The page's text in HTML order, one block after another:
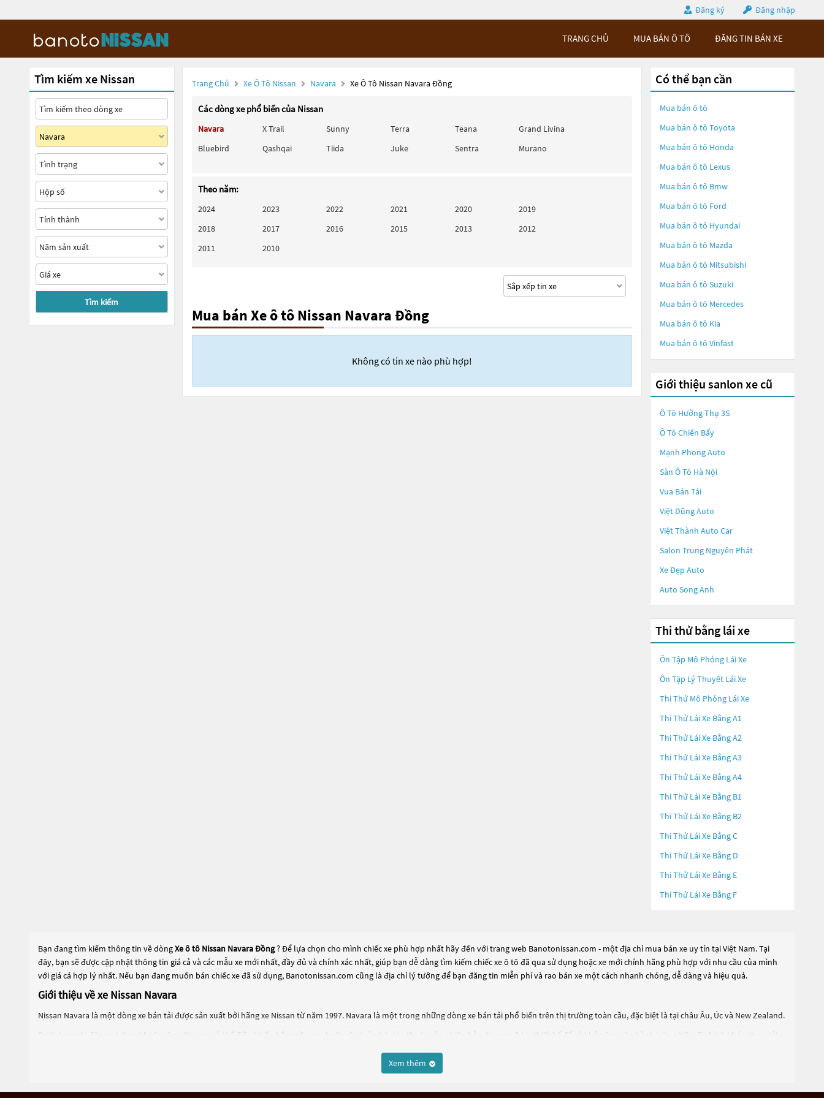
Đăng ký Đăng nhập
TRANG CHỦ MUA BÁN Ô TÔ ĐĂNG TIN BÁN XE
Tìm kiếm xe Nissan
Tìm kiếm
Trang Chủ Xe Ô Tô Nissan Navara Xe Ô Tô Nissan Navara Đồng
Các dòng xe phổ biến của Nissan
Navara X Trail Sunny Terra Teana
Grand Livina
Bluebird
Qashqai Tiida Juke Sentra Murano
Theo năm:
2024 2023 2022 2021 2020
2019
2018
2017 2016 2015 2013
2012
2011
2010
Mua bán Xe ô tô Nissan Navara Đồng
Không có tin xe nào phù hợp!
Có thể bạn cần
Mua bán ô tô
Mua bán ô tô Toyota
Mua bán ô tô Honda
Mua bán ô tô Lexus
Mua bán ô tô Bmw
Mua bán ô tô Ford
Mua bán ô tô Hyundai
Mua bán ô tô Mazda
Mua bán ô tô Mitsubishi
Mua bán ô tô Suzuki
Mua bán ô tô Mercedes
Mua bán ô tô Kia
Mua bán ô tô Vinfast
Giới thiệu sanlon xe cũ
Ô Tô Hưởng Thụ 3S
Ô Tô Chiến Bẩy
Mạnh Phong Auto
Sàn Ô Tô Hà Nội
Vua Bán Tải
Việt Dũng Auto
Việt Thành Auto Car
Salon Trung Nguyên Phát
Xe Đẹp Auto
Auto Song Anh
Thi thử bằng lái xe
Ôn Tập Mô Phỏng Lái Xe
Ôn Tập Lý Thuyết Lái Xe
Thi Thử Mô Phỏng Lái Xe
Thi Thử Lái Xe Bằng A1
Thi Thử Lái Xe Bằng A2
Thi Thử Lái Xe Bằng A3
Thi Thử Lái Xe Bằng A4
Thi Thử Lái Xe Bằng B1
Thi Thử Lái Xe Bằng B2
Thi Thử Lái Xe Bằng C
Thi Thử Lái Xe Bằng D
Thi Thử Lái Xe Bằng E
Thi Thử Lái Xe Bằng F
Bạn đang tìm kiếm thông tin về dòngXe ô tô Nissan Navara Đồng? Để lựa chọn cho mình chiếc xe phù hợp nhất hãy đến với trang web Banotonissan.com - một địa chỉ mua bán xe uy tín tại Việt Nam. Tại
đây, bạn sẽ được cập nhật thông tin giá cả và các mẫu xe mới nhất, đầy đủ và chính xác nhất, giúp bạn dễ dàng tìm kiếm chiếc xe ô tô đã qua sử dụng hoặc xe mới chính hãng phù hợp với nhu cầu của mình
với giá cả hợp lý nhất. Nếu bạn đang muốn bán chiếc xe đã sử dụng, Banotonissan.com cũng là địa chỉ lý tưởng để bạn đăng tin miễn phí và rao bán xe một cách nhanh chóng, dễ dàng và hiệu quả.
Giới thiệu về xe Nissan Navara
Nissan Navara là một dòng xe bán tải được sản xuất bởi hãng xe Nissan từ năm 1997. Navara là một trong những dòng xe bán tải phổ biến trên thị trường toàn cầu, đặc biệt là tại châu Âu, Úc và New Zealand.
Được trang bị động cơ diesel hoặc xăng, Navara có thể điều khiển bằng cầu sau hoặc cầu toàn bộ, tùy thuộc vào phiên bản. Navara được thiết kế để có khả năng vận hành trên nhiều địa hình khác nhau, từ
Navara có khả năng kéo tải và chở hàng rất tốt, với trọng tải tối đa lên đến 1 tấn và khả năng kéo tối đa lên đến 3,5 tấn, tùy thuộc vào phiên bản. Ngoài ra, Navara cũng được trang bị nhiều tính năng tiện ích
Xem thêm